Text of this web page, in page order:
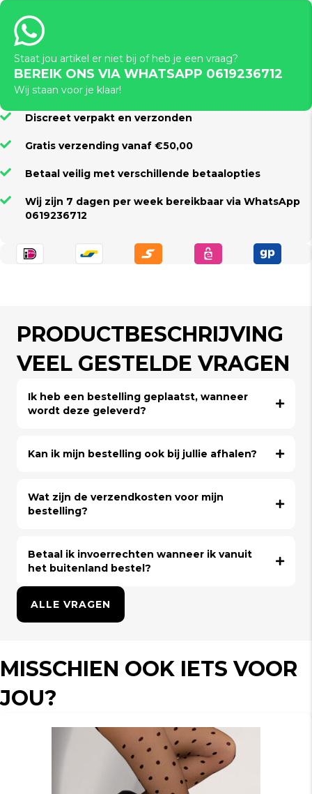
Staat jou artikel er niet bij of heb je een vraag?
BEREIK ONS VIA WHATSAPP 0619236712
Wij staan voor je klaar!
Discreet verpakt en verzonden
Gratis verzending vanaf €50,00
Betaal veilig met verschillende betaalopties
Wij zijn 7 dagen per week bereikbaar via WhatsApp
0619236712
PRODUCTBESCHRIJVING
VEEL GESTELDE VRAGEN
Ik heb een bestelling geplaatst, wanneer
wordt deze geleverd?
Kan ik mijn bestelling ook bij jullie afhalen?
Wat zijn de verzendkosten voor mijn
bestelling?
Betaal ik invoerrechten wanneer ik vanuit
het buitenland bestel?
ALLE VRAGEN
MISSCHIEN OOK IETS VOOR
JOU?